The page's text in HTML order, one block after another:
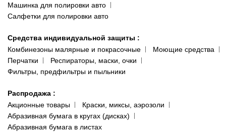
Машинка для полировки авто
Салфетки для полировки авто
Средства индивидуальной защиты :
Комбинезоны малярные и покрасочные
Моющие средства
Перчатки
Респираторы, маски, очки
Фильтры, предфильтры и пыльники
Распродажа :
Акционные товары
Краски, миксы, аэрозоли
Абразивная бумага в кругах (дисках)
Абразивная бумага в листах